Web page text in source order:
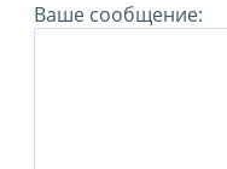
Ваше сообщение: